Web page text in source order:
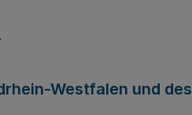
Westfalen und des